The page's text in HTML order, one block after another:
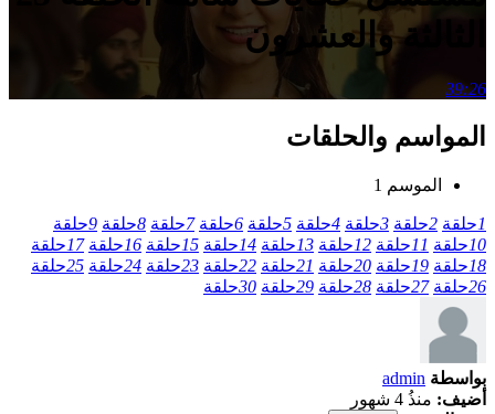
الثالثة والعشرون
39:26
المواسم والحلقات
الموسم 1
1حلقة 2حلقة 3حلقة 4حلقة 5حلقة 6حلقة 7حلقة 8حلقة 9حلقة
10حلقة 11حلقة 12حلقة 13حلقة 14حلقة 15حلقة 16حلقة 17حلقة
18حلقة 19حلقة 20حلقة 21حلقة 22حلقة 23حلقة 24حلقة 25حلقة
26حلقة 27حلقة 28حلقة 29حلقة 30حلقة
بواسطة admin
أضيف: منذُ 4 شهور